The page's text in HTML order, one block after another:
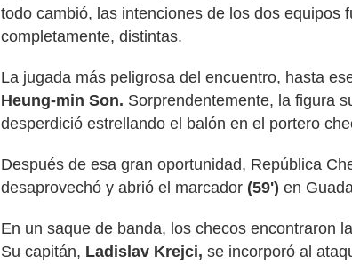
todo cambió, las intenciones de los dos equipos
completamente, distintas.
La jugada más peligrosa del encuentro, hasta
Heung-min Son. Sorprendentemente, la figura
desperdició estrellando el balón en el portero
Después de esa gran oportunidad, República
desaprovechó y abrió el marcador (59') en
En un saque de banda, los checos encontraron
Su capitán, Ladislav Krejci, se incorporó al